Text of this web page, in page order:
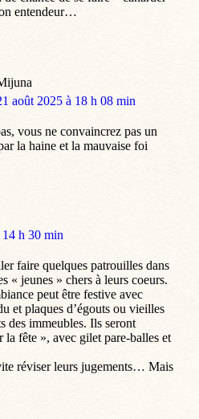
entendeur…
août 2025 à 18 h 08 min
vous ne convaincrez pas un
la haine et la mauvaise foi
h 30 min
faire quelques patrouilles dans
« jeunes » chers à leurs coeurs.
peut être festive avec
et plaques d’égouts ou vieilles
des immeubles. Ils seront
la fête », avec gilet pare-balles et
réviser leurs jugements… Mais